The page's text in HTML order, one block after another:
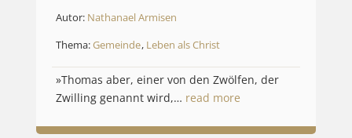
Autor: Nathanael Armisen
Thema:Gemeinde, Leben als Christ
»Thomas aber, einer von den Zwölfen, der
Zwilling genannt wird,… read more